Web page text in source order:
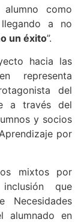
como
a no
un éxito”.
hacia las
representa
del
a través del
y socios
por
mixtos por
que
Necesidades
alumnado en